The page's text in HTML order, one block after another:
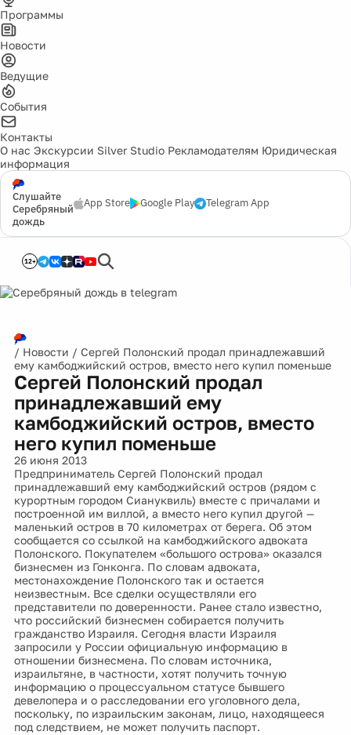
Программы
Новости
Ведущие
События
Контакты
О нас Экскурсии Silver Studio Рекламодателям Юридическая
информация
Слушайте
Серебряный
дождь
App Store Google Play Telegram App
12+
/ Новости / Сергей Полонский продал принадлежавший
ему камбоджийский остров, вместо него купил поменьше
Сергей Полонский продал
принадлежавший ему
камбоджийский остров, вместо
него купил поменьше
26 июня 2013
Предприниматель Сергей Полонский продал
принадлежавший ему камбоджийский остров (рядом с
курортным городом Сиануквиль) вместе с причалами и
построенной им виллой, а вместо него купил другой —
маленький остров в 70 километрах от берега. Об этом
сообщается со ссылкой на камбоджийского адвоката
Полонского. Покупателем «большого острова» оказался
бизнесмен из Гонконга. По словам адвоката,
местонахождение Полонского так и остается
неизвестным. Все сделки осуществляли его
представители по доверенности. Ранее стало известно,
что российский бизнесмен собирается получить
гражданство Израиля. Сегодня власти Израиля
запросили у России официальную информацию в
отношении бизнесмена. По словам источника,
израильтяне, в частности, хотят получить точную
информацию о процессуальном статусе бывшего
девелопера и о расследовании его уголовного дела,
поскольку, по израильским законам, лицо, находящееся
под следствием, не может получить паспорт.